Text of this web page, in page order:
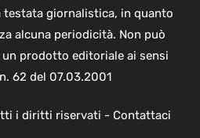
testata giornalistica, in quanto
alcuna periodicità. Non può
prodotto editoriale ai sensi
62 del 07.03.2001
i diritti riservati - Contattaci